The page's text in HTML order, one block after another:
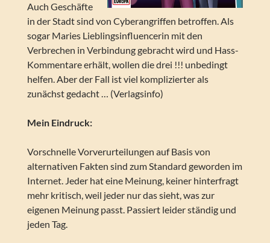
Auch Geschäfte
in der Stadt sind von Cyberangriffen betroffen. Als
sogar Maries Lieblingsinfluencerin mit den
Verbrechen in Verbindung gebracht wird und Hass-
Kommentare erhält, wollen die drei !!! unbedingt
helfen. Aber der Fall ist viel komplizierter als
zunächst gedacht … (Verlagsinfo)
Mein Eindruck:
Vorschnelle Vorverurteilungen auf Basis von
alternativen Fakten sind zum Standard geworden im
Internet. Jeder hat eine Meinung, keiner hinterfragt
mehr kritisch, weil jeder nur das sieht, was zur
eigenen Meinung passt. Passiert leider ständig und
jeden Tag.